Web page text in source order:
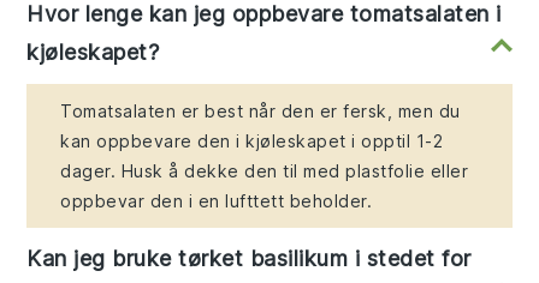
Hvor lenge kan jeg oppbevare tomatsalaten i
kjøleskapet?
Tomatsalaten er best når den er fersk, men du
kan oppbevare den i kjøleskapet i opptil 1-2
dager. Husk å dekke den til med plastfolie eller
oppbevar den i en lufttett beholder.
Kan jeg bruke tørket basilikum i stedet for